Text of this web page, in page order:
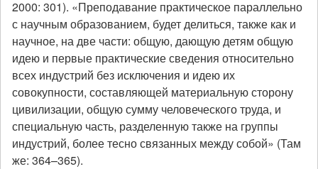
2000: 301). «Преподавание практическое параллельно
с научным образованием, будет делиться, также как и
научное, на две части: общую, дающую детям общую
идею и первые практические сведения относительно
всех индустрий без исключения и идею их
совокупности, составляющей материальную сторону
цивилизации, общую сумму человеческого труда, и
специальную часть, разделенную также на группы
индустрий, более тесно связанных между собой» (Там
же: 364–365).